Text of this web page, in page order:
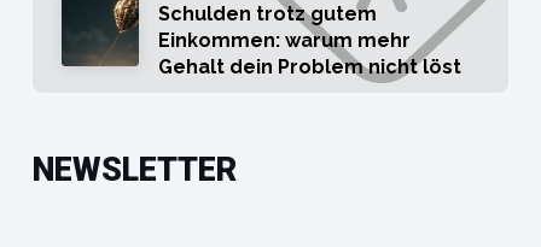
Schulden trotz gutem
Einkommen: warum mehr
Gehalt dein Problem nicht löst
NEWSLETTER